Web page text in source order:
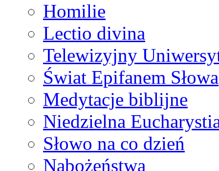
Homilie
Lectio divina
Telewizyjny
Świat Epifanem Słowa
Medytacje biblijne
Niedzielna
Słowo na co dzień
Nabożeństwa